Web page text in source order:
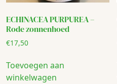
ECHINACEA PURPUREA –
Rode zonnenhoed
€17,50
Toevoegen aan
winkelwagen